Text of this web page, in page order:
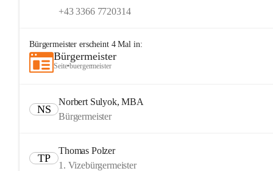
+43 3366 7720314
Bürgermeister erscheint 4Mal in:
Bürgermeister
Seite•buergermeister
NS
Norbert Sulyok, MBA
Bürgermeister
TP
Thomas Polzer
1. Vizebürgermeister